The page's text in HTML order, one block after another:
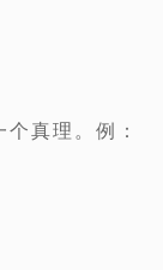
真理。例：